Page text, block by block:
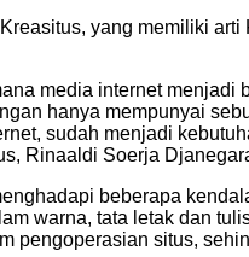
yang memiliki
media internet
hanya mempunyai
sudah menjadi
Rinaaldi Soerja
beberapa
warna, tata letak dan
pengoperasian situs,